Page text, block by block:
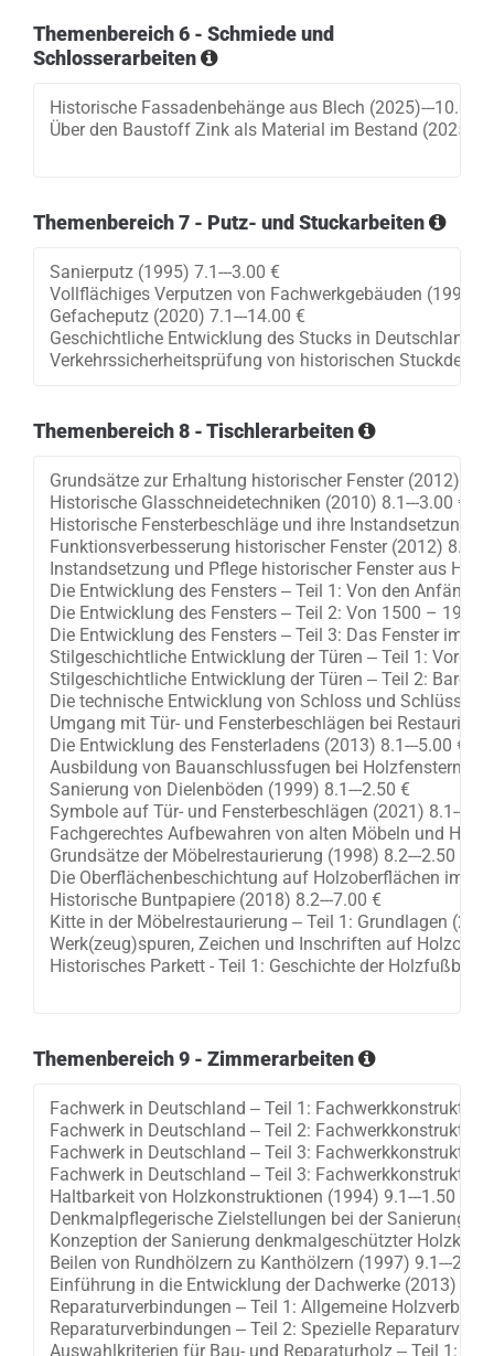
Themenbereich 6 - Schmiede und
Schlosserarbeiten
Themenbereich 7 - Putz- und Stuckarbeiten
Themenbereich 8 - Tischlerarbeiten
Themenbereich 9 - Zimmerarbeiten